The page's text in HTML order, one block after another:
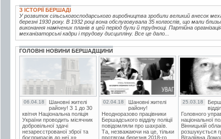
З ІСТОРІЇ БЕРШАДІ
У розвиток сільськогосподарського виробництва зробили великий внесок
березні 1930 року. В 1932 році вона обслуговувала 35 колгоспів, що мали
виконання намічених планів в цей період були й труднощі. Партійна
механізаторські кадри і трудову дисципліну. Все це дало...
ГОЛОВНІ НОВИНИ БЕРШАДЩИНИ
06.04.18
Шановні жителі
району! З 1 до 30
квітня Національна поліція
України проводить місячник
добровільної здачі
незареєстрованої зброї та
боєприпасів до неї.»»
02.04.18
Шановні жителі
району!
Неодноразово працівники
Бершадського відділу поліції
повідомляли про шахраїв.
Та, незважаючи на це, тільки
протягом березня 2018-го
25.03.18
Головного
національної
Вінницькій
розшукується
Віталіївна